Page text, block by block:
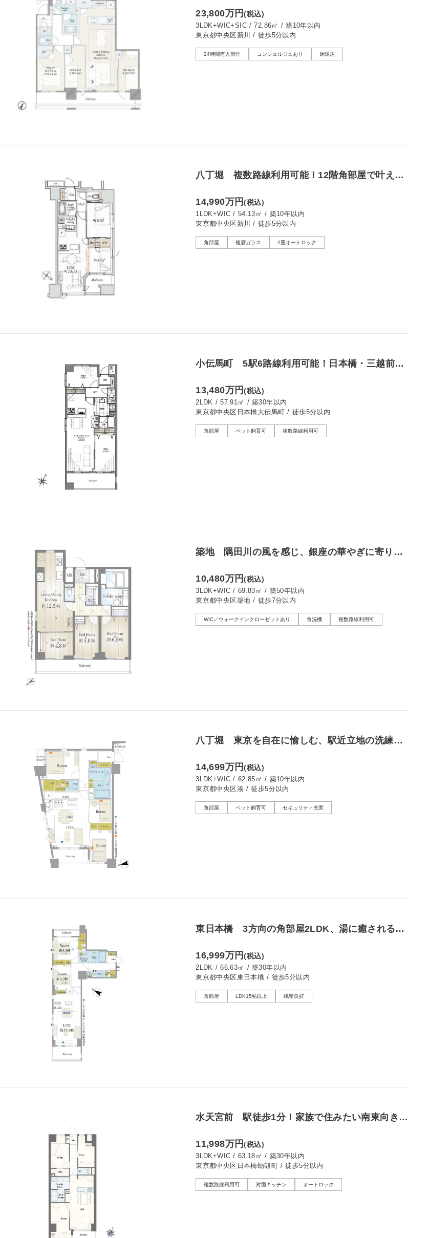
23,800万円(税込)
3LDK+WIC+SIC / 72.86㎡ / 築10年以内
東京都中央区新川
/ 徒歩5分以内
24時間有人管理 コンシェルジュあり 床暖房
八丁堀 複数路線利用可能！12階角部屋で叶える
14,990万円(税込)
1LDK+WIC / 54.13㎡ / 築10年以内
東京都中央区新川
/ 徒歩5分以内
角部屋 複層ガラス 2重オートロック
小伝馬町 5駅6路線利用可能！日本橋・三越前を
13,480万円(税込)
2LDK / 57.91㎡ / 築30年以内
東京都中央区日本橋大伝馬町 / 徒歩5分以内
角部屋 ペット飼育可 複数路線利用可
築地 隅田川の風を感じ、銀座の華やぎに寄り添
10,480万円(税込)
3LDK+WIC / 69.83㎡ / 築50年以内
東京都中央区築地 / 徒歩7分以内
WIC／ウォークインクローゼットあり 食洗機 複数路線利用可
八丁堀 東京を自在に愉しむ、駅近立地の洗練レ
14,699万円(税込)
3LDK+WIC / 62.85㎡ / 築10年以内
東京都中央区湊 / 徒歩5分以内
角部屋 ペット飼育可 セキュリティ充実
東日本橋 3方向の角部屋2LDK、湯に癒される至
16,999万円(税込)
2LDK / 66.63㎡ / 築30年以内
東京都中央区東日本橋 / 徒歩5分以内
角部屋 LDK15帖以上 眺望良好
水天宮前 駅徒歩1分！家族で住みたい南東向きの
11,998万円(税込)
3LDK+WIC / 63.18㎡ / 築30年以内
東京都中央区日本橋蛎殻町 / 徒歩5分以内
複数路線利用可 対面キッチン オートロック